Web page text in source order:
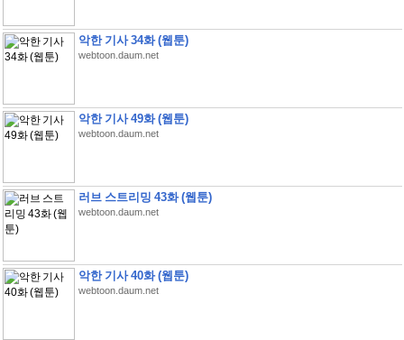
악한 기사 34화 (웹툰)
webtoon.daum.net
악한 기사 49화 (웹툰)
webtoon.daum.net
러브 스트리밍 43화 (웹툰)
webtoon.daum.net
악한 기사 40화 (웹툰)
webtoon.daum.net